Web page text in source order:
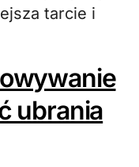
tarcie i
ubrania